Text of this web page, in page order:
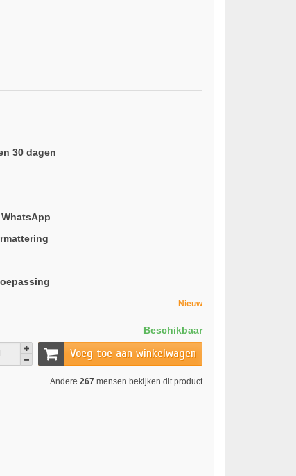
30 dagen
Nieuw
Beschikbaar
Voeg toe aan winkelwagen
Andere 267 mensen bekijken dit product